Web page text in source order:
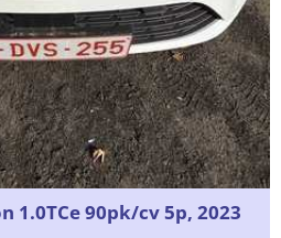
1.0TCe 90pk/cv 5p, 2023